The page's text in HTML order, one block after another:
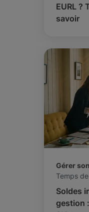
EURL ?
savoir
Gérer
Temps
Soldes
gestion